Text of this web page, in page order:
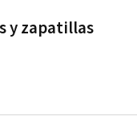
y zapatillas